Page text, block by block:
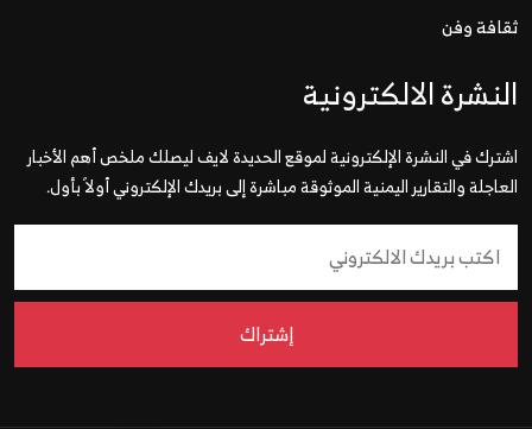
ثقافة وفن
النشرة الالكترونية
اشترك في النشرة الإلكترونية لموقع الحديدة لايف ليصلك ملخص أهم الأخبار
العاجلة والتقارير اليمنية الموثوقة مباشرة إلى بريدك الإلكتروني أولاً بأول.
إشتراك